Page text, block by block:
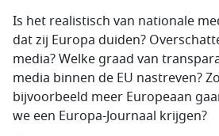
Is het realistisch van nationale
dat zij Europa duiden?
media? Welke graad van
media binnen de EU nastreven?
bijvoorbeeld meer Europeaan
we een Europa-Journaal krijgen?